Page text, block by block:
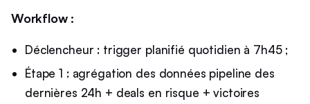
Workflow :
Déclencheur : trigger planifié quotidien à 7h45 ;
Étape 1 : agrégation des données pipeline des
dernières 24h + deals en risque + victoires